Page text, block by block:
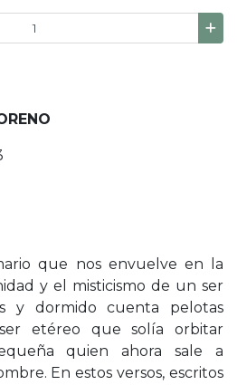
que nos envuelve en la
y el misticismo de un ser
y dormido cuenta pelotas
etéreo que solía orbitar
quien ahora sale a
En estos versos, escritos